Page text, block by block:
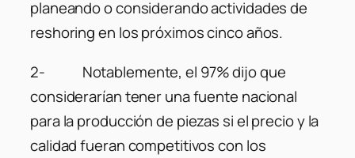
planeando o considerando actividades de
reshoring en los próximos cinco años.
2- Notablemente, el 97% dijo que
considerarían tener una fuente nacional
para la producción de piezas si el precio y la
calidad fueran competitivos con los